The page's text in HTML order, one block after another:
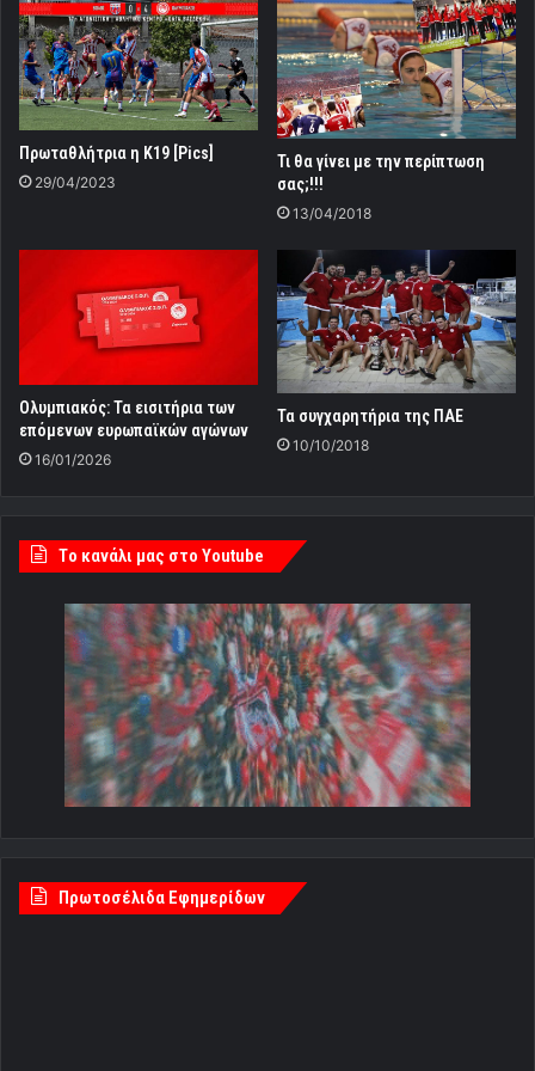
Πρωταθλήτρια η Κ19 [Pics]
29/04/2023
Τι θα γίνει με την περίπτωση
σας;!!!
13/04/2018
Ολυμπιακός: Τα εισιτήρια των
επόμενων ευρωπαϊκών αγώνων
16/01/2026
Τα συγχαρητήρια της ΠΑΕ
10/10/2018
Tο κανάλι μας στο Youtube
Πρωτοσέλιδα Εφημερίδων